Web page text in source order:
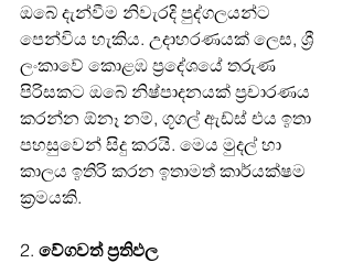
ඔබේ දැන්වීම නිවැරදි පුද්ගලයන්ට
පෙන්විය හැකිය. උදාහරණයක් ලෙස, ශ්‍රී
ලංකාවේ කොළඹ ප්‍රදේශයේ තරුණ
පිරිසකට ඔබේ නිෂ්පාදනයක් ප්‍රචාරණය
කරන්න ඕනෑ නම්, ගූගල් ඇඩ්ස් එය ඉතා
පහසුවෙන් සිදු කරයි. මෙය මුදල් හා
කාලය ඉතිරි කරන ඉතාමත් කාර්යක්ෂම
ක්‍රමයකි.
2. වේගවත් ප්‍රතිඵල